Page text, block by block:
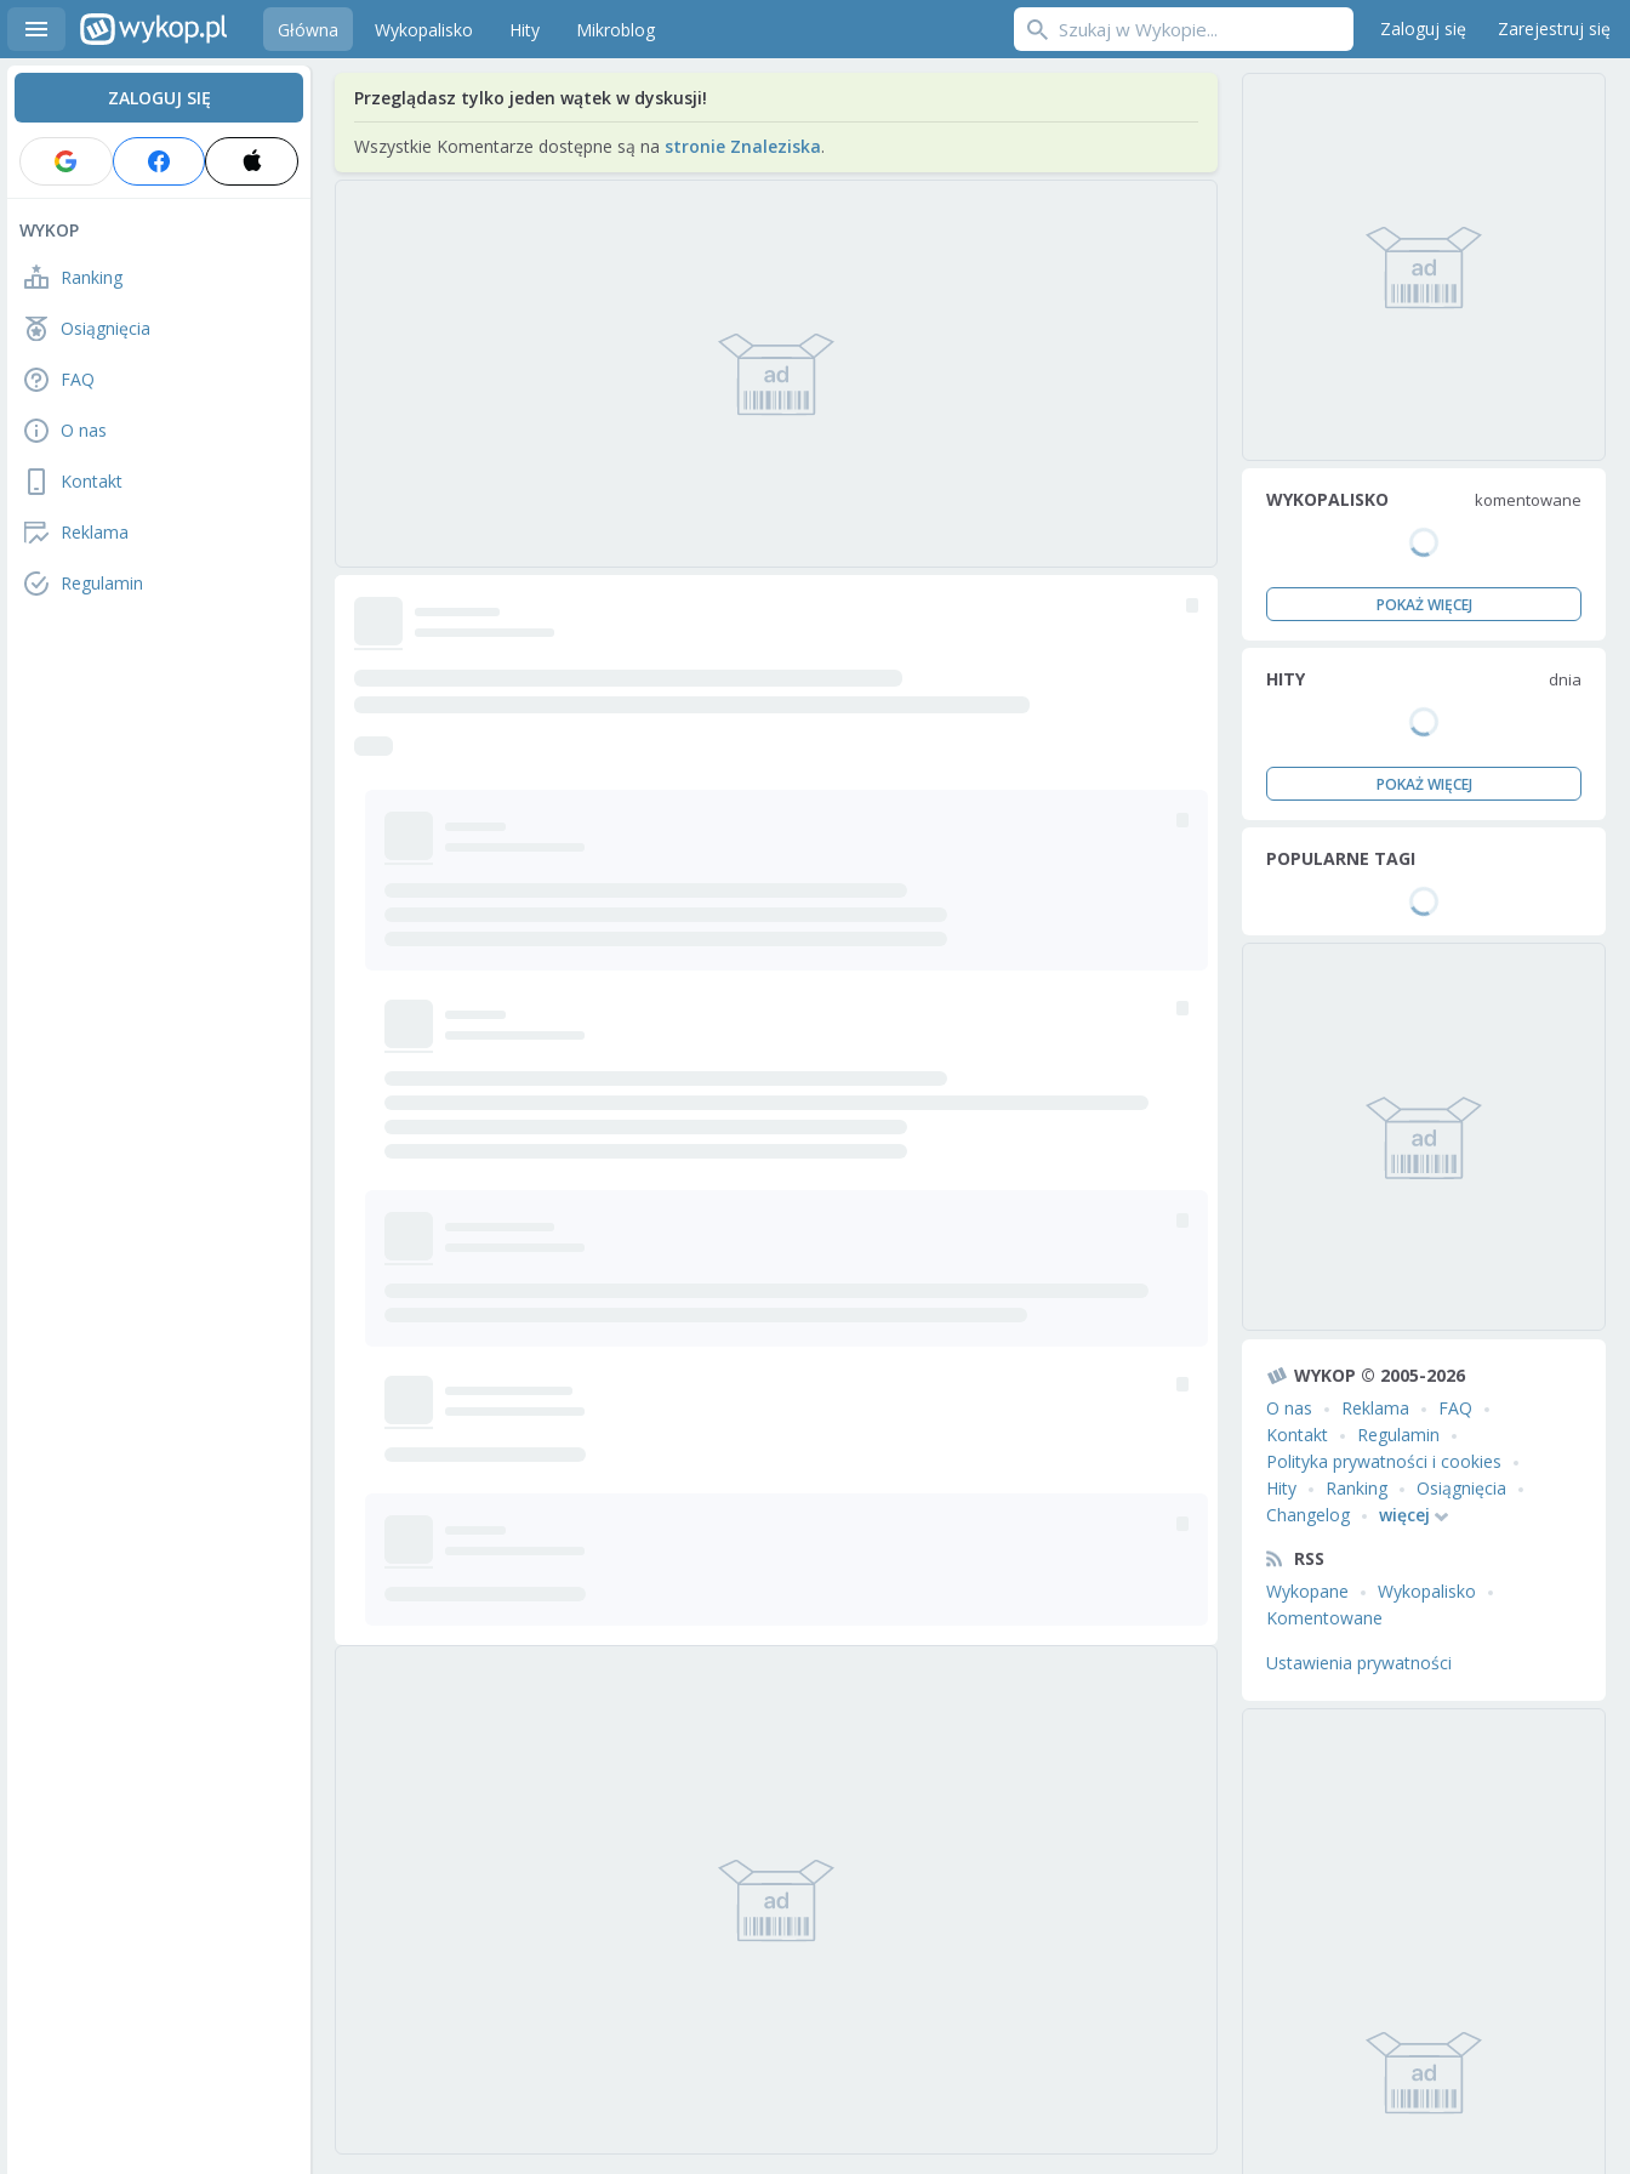
Główna Wykopalisko Hity Mikroblog Zaloguj się Zarejestruj się
ZALOGUJ SIĘ
WYKOP
Ranking
Osiągnięcia
FAQ
O nas
Kontakt
Reklama
Regulamin
Przeglądasz tylko jeden wątek w dyskusji!
Wszystkie Komentarze dostępne są na stronie Znaleziska.
WYKOPALISKO komentowane
POKAŻ WIĘCEJ
HITY dnia
POKAŻ WIĘCEJ
POPULARNE TAGI
WYKOP © 2005-2026
O nas
Reklama
FAQ
Kontakt
Regulamin
Polityka prywatności i cookies
Hity
Ranking
Osiągnięcia
Changelog
więcej
RSS
Wykopane
Wykopalisko
Komentowane
Ustawienia prywatności